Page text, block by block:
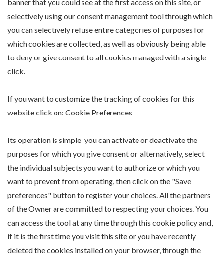
banner that you could see at the first access on this site, or
selectively using our consent management tool through which
you can selectively refuse entire categories of purposes for
which cookies are collected, as well as obviously being able
to deny or give consent to all cookies managed with a single
click.
If you want to customize the tracking of cookies for this
website click on: Cookie Preferences
Its operation is simple: you can activate or deactivate the
purposes for which you give consent or, alternatively, select
the individual subjects you want to authorize or which you
want to prevent from operating, then click on the "Save
preferences" button to register your choices. All the partners
of the Owner are committed to respecting your choices. You
can access the tool at any time through this cookie policy and,
if it is the first time you visit this site or you have recently
deleted the cookies installed on your browser, through the